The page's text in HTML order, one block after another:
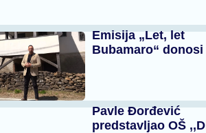
Emisija „Let, let
Bubamaro“
Pavle Đorđević
predstavljao OŠ